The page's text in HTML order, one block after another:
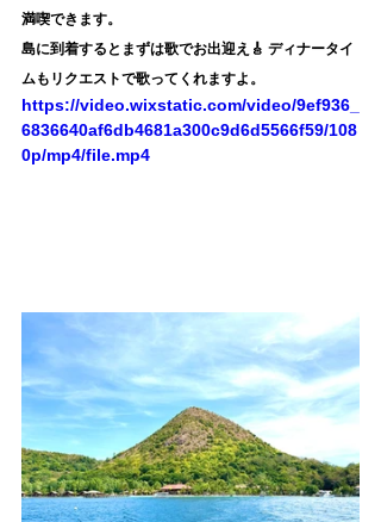
満喫できます。
島に到着するとまずは歌でお出迎え🎸 ディナータイ
ムもリクエストで歌ってくれますよ。
https://video.wixstatic.com/video/9ef936_
6836640af6db4681a300c9d6d5566f59/108
0p/mp4/file.mp4